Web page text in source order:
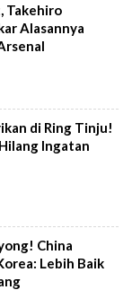
Takehiro
Alasannya
di Ring Tinju!
Ingatan
China
Lebih Baik